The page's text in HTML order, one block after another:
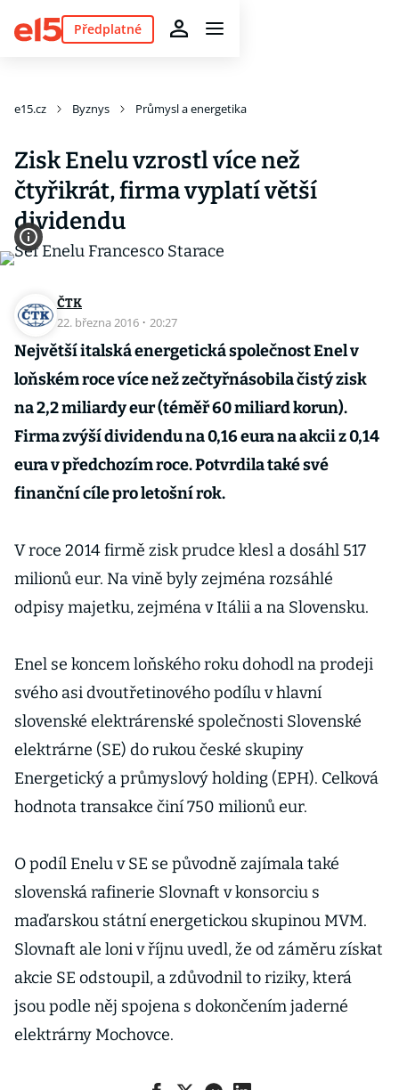
Předplatné
e15.cz Byznys Průmysl a energetika
Zisk Enelu vzrostl více než
čtyřikrát, firma vyplatí větší
dividendu
ČTK
22. března 2016 · 20:27
Největší italská energetická společnost Enel v
loňském roce více než zečtyřnásobila čistý zisk
na 2,2 miliardy eur (téměř 60 miliard korun).
Firma zvýší dividendu na 0,16 eura na akcii z 0,14
eura v předchozím roce. Potvrdila také své
finanční cíle pro letošní rok.
V roce 2014 firmě zisk prudce klesl a dosáhl 517
milionů eur. Na vině byly zejména rozsáhlé
odpisy majetku, zejména v Itálii a na Slovensku.
Enel se koncem loňského roku dohodl na prodeji
svého asi dvoutřetinového podílu v hlavní
slovenské elektrárenské společnosti Slovenské
elektrárne (SE) do rukou české skupiny
Energetický a průmyslový holding (EPH). Celková
hodnota transakce činí 750 milionů eur.
O podíl Enelu v SE se původně zajímala také
slovenská rafinerie Slovnaft v konsorciu s
maďarskou státní energetickou skupinou MVM.
Slovnaft ale loni v říjnu uvedl, že od záměru získat
akcie SE odstoupil, a zdůvodnil to riziky, která
jsou podle něj spojena s dokončením jaderné
elektrárny Mochovce.